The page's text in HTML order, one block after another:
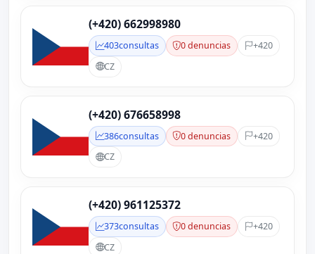
(+420) 662998980
403consultas 0 denuncias
+420
CZ
(+420) 676658998
386consultas 0 denuncias
+420
CZ
(+420) 961125372
373consultas 0 denuncias
+420
CZ